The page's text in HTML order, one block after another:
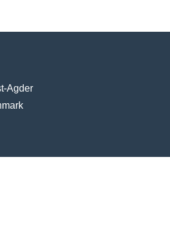
Agder